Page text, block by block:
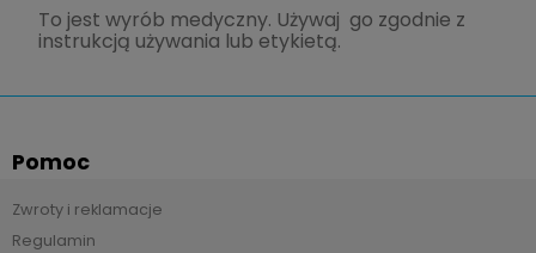
To jest wyrób medyczny. Używaj go zgodnie z
instrukcją używania lub etykietą.
Pomoc
Zwroty i reklamacje
Regulamin